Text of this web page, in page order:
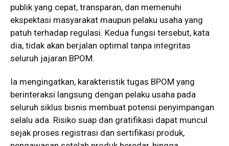
publik yang cepat, transparan, dan memenuhi
ekspektasi masyarakat maupun pelaku usaha yang
patuh terhadap regulasi. Kedua fungsi tersebut, kata
dia, tidak akan berjalan optimal tanpa integritas
seluruh jajaran BPOM.
Ia mengingatkan, karakteristik tugas BPOM yang
berinteraksi langsung dengan pelaku usaha pada
seluruh siklus bisnis membuat potensi penyimpangan
selalu ada. Risiko suap dan gratifikasi dapat muncul
sejak proses registrasi dan sertifikasi produk,